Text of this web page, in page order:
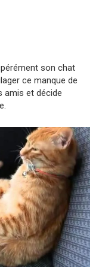
son chat
ce manque de
amis et décide